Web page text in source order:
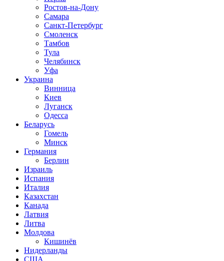
Ростов-на-Дону
Самара
Санкт-Петербург
Смоленск
Тамбов
Тула
Челябинск
Уфа
Украина
Винница
Киев
Луганск
Одесса
Беларусь
Гомель
Минск
Германия
Берлин
Израиль
Испания
Италия
Казахстан
Канада
Латвия
Литва
Молдова
Кишинёв
Нидерланды